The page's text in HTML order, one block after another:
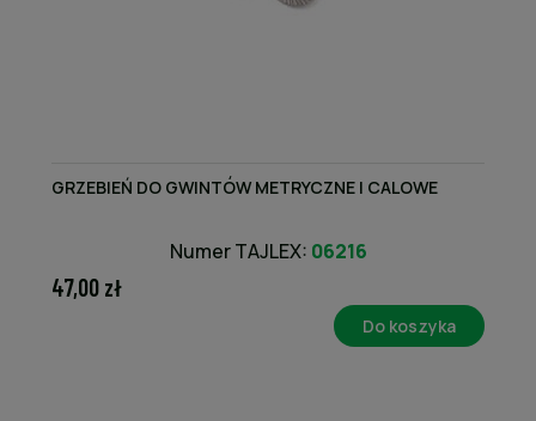
GRZEBIEŃ DO GWINTÓW METRYCZNE I CALOWE
Numer TAJLEX: 06216
47,00 zł
Do koszyka